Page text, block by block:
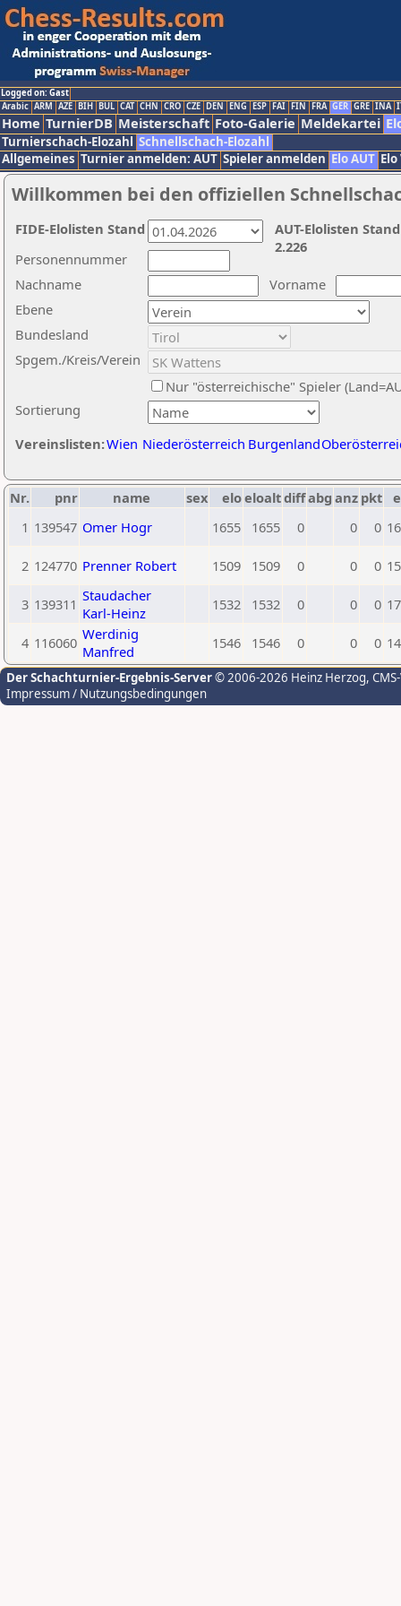
Logged on: Gast
Arabic ARM AZE BIH BUL CAT CHN CRO CZE DEN ENG ESP FAI FIN FRA GER GRE INA
Home TurnierDB Meisterschaft Foto-Galerie Meldekartei
Turnierschach-Elozahl Schnellschach-Elozahl
Allgemeines Turnier anmelden: AUT Spieler anmelden Elo AUT
Willkommen bei den offiziellen
Nachname
Vorname
Ebene
Sortierung
Personennummer
Bundesland
Spgem./Kreis/Verein
Nur "österreichische" Spieler
Vereinslisten:Wien Niederösterreich Burgenland
AUT-Elolisten
2.226
FIDE-Elolisten Stand
Nr. pnr name sex eloeloaltdiffabg anz pkt
1 139547 Omer Hogr 1655 1655 0 0 0
2 124770 Prenner Robert 1509 1509 0 0 0
3 139311 Staudacher
Karl-Heinz
1532 1532 0 0 0
4 116060 Werdinig
Manfred
1546 1546 0 0 0
Der Schachturnier-Ergebnis-Server© 2006-2026 Heinz Herzog,
Impressum / Nutzungsbedingungen